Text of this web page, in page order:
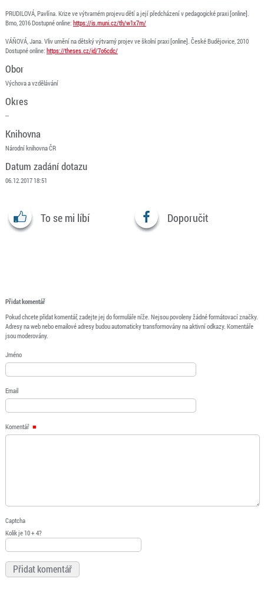
PRUDILOVÁ, Pavlína. Krize ve výtvarném projevu dětí a její předcházení v pedagogické praxi [online].
Brno, 2016 Dostupné online: https://is.muni.cz/th/w1x7m/
VÁŇOVÁ, Jana. Vliv umění na dětský výtvarný projev ve školní praxi [online]. České Budějovice, 2010
Dostupné online: https://theses.cz/id/7o6cdc/
Obor
Výchova a vzdělávání
Okres
--
Knihovna
Národní knihovna ČR
Datum zadání dotazu
06.12.2017 18:51
To se mi líbí Doporučit
Přidat komentář
Pokud chcete přidat komentář, zadejte jej do formuláře níže. Nejsou povoleny žádné formátovací značky.
Adresy na web nebo emailové adresy budou automaticky transformovány na aktivní odkazy. Komentáře
jsou moderovány.
Jméno
Email
Komentář
Captcha
Kolik je 10 + 4?